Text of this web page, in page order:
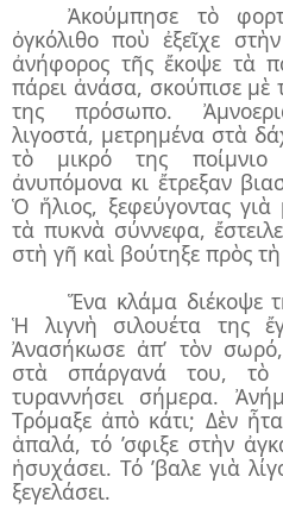
Ἀκούμπησε τὸ
ὀγκόλιθο ποὺ ἐξεῖχε
ἀνήφορος τῆς ἔκοψε τὰ
πάρει ἀνάσα, σκούπισε μὲ
της πρόσωπο.
λιγοστά, μετρημένα στὰ
τὸ μικρό της
ἀνυπόμονα κι ἔτρεξαν
Ὁ ἥλιος, ξεφεύγοντας
τὰ πυκνὰ σύννεφα,
στὴ γῆ καὶ βούτηξε πρὸς
Ἕνα κλάμα διέκοψε
Ἡ λιγνὴ σιλουέτα της
Ἀνασήκωσε ἀπ’ τὸν σωρό,
στὰ σπάργανά του,
τυραννήσει σήμερα.
Τρόμαξε ἀπὸ κάτι; Δὲν
ἁπαλά, τό ’σφιξε στὴν
ἡσυχάσει. Τό ’βαλε γιὰ
ξεγελάσει.